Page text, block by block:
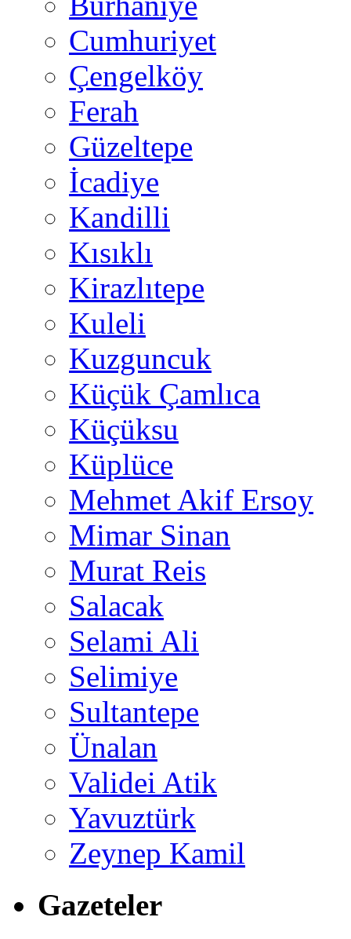
Cumhuriyet
Çengelköy
Ferah
Güzeltepe
İcadiye
Kandilli
Kısıklı
Kirazlıtepe
Kuleli
Kuzguncuk
Küçük Çamlıca
Küçüksu
Küplüce
Mehmet Akif Ersoy
Mimar Sinan
Murat Reis
Salacak
Selami Ali
Selimiye
Sultantepe
Ünalan
Validei Atik
Yavuztürk
Zeynep Kamil
Gazeteler